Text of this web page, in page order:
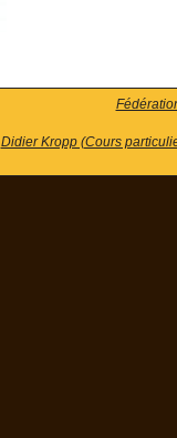
Didier Kropp (Cours